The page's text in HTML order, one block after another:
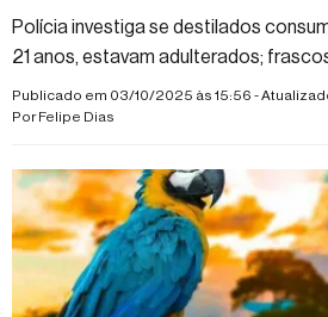
Polícia investiga se destilados
21 anos, estavam adulterados;
análise
Publicado em 03/10/2025 às 15:56 -
PorFelipe Dias